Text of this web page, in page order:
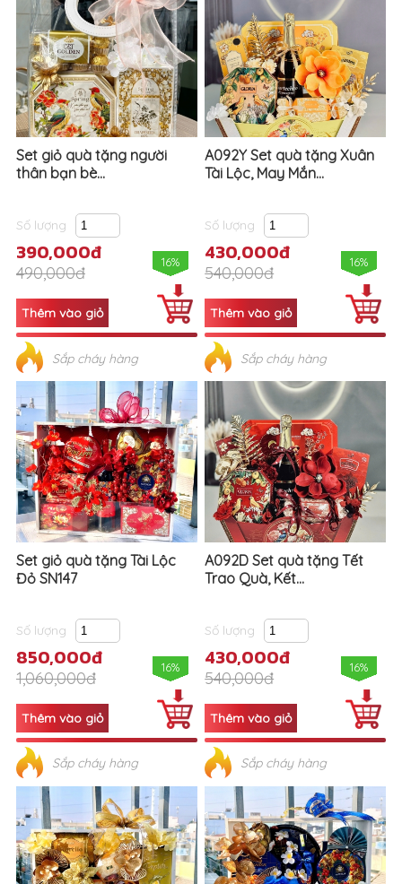
Set giỏ quà tặng người
thân bạn bè...
Số lượng
390,000đ
490,000đ
16%
Sắp cháy hàng
A092Y Set quà tặng Xuân
Tài Lộc, May Mắn...
Số lượng
430,000đ
540,000đ
16%
Sắp cháy hàng
Set giỏ quà tặng Tài Lộc
Đỏ SN147
Số lượng
850,000đ
1,060,000đ
16%
Sắp cháy hàng
A092D Set quà tặng Tết
Trao Quà, Kết...
Số lượng
430,000đ
540,000đ
16%
Sắp cháy hàng